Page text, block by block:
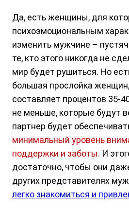
Да, есть женщины, для
психоэмоциональным
изменить мужчине –
те, кто этого никогда не
мир будет рушиться. Но
большая прослойка
составляет процентов 35-
не меньше, которые будут
партнер будет
минимальный уровень
поддержки и заботы. И
достаточно, чтобы они
других представителях
легко знакомиться и